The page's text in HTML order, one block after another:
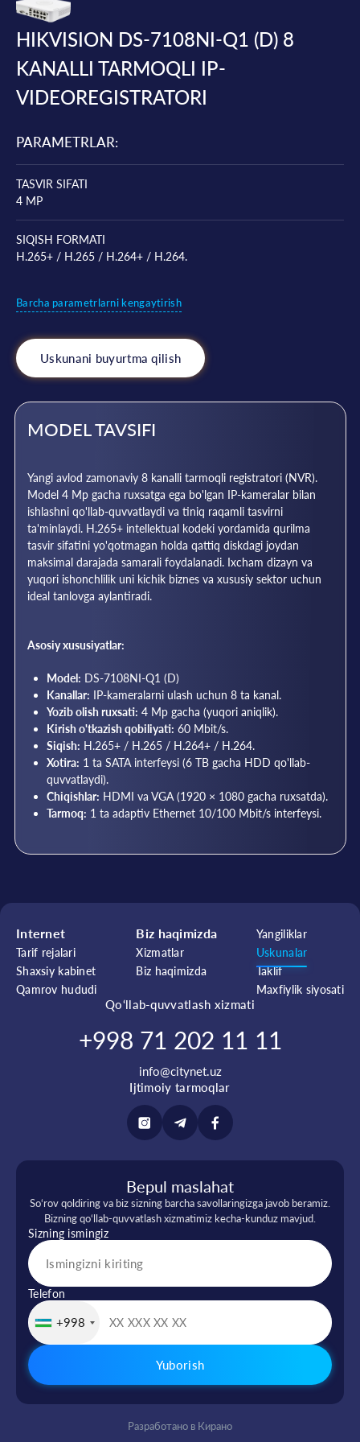
HIKVISION DS-7108NI-Q1 (D) 8
KANALLI TARMOQLI IP-
VIDEOREGISTRATORI
PARAMETRLAR:
TASVIR SIFATI
4 МP
SIQISH FORMATI
H.265+ / H.265 / H.264+ / H.264.
Barcha parametrlarni kengaytirish
Uskunani buyurtma qilish
MODEL TAVSIFI
Yangi avlod zamonaviy 8 kanalli tarmoqli registratori (NVR).
Model 4 Mp gacha ruxsatga ega bo'lgan IP-kameralar bilan
ishlashni qo'llab-quvvatlaydi va tiniq raqamli tasvirni
ta'minlaydi. H.265+ intellektual kodeki yordamida qurilma
tasvir sifatini yo'qotmagan holda qattiq diskdagi joydan
maksimal darajada samarali foydalanadi. Ixcham dizayn va
yuqori ishonchlilik uni kichik biznes va xususiy sektor uchun
ideal tanlovga aylantiradi.
Asosiy xususiyatlar:
Model: DS-7108NI-Q1 (D)
Kanallar: IP-kameralarni ulash uchun 8 ta kanal.
Yozib olish ruxsati: 4 Mp gacha (yuqori aniqlik).
Kirish o'tkazish qobiliyati: 60 Mbit/s.
Siqish: H.265+ / H.265 / H.264+ / H.264.
Xotira: 1 ta SATA interfeysi (6 TB gacha HDD qo'llab-
quvvatlaydi).
Chiqishlar: HDMI va VGA (1920 × 1080 gacha ruxsatda).
Tarmoq: 1 ta adaptiv Ethernet 10/100 Mbit/s interfeysi.
Internet
Tarif rejalari
Shaxsiy kabinet
Qamrov hududi
Biz haqimizda
Xizmatlar
Biz haqimizda
Yangiliklar
Uskunalar
Taklif
Maxfiylik siyosati
Qo‘llab-quvvatlash xizmati
+998 71 202 11 11
info@citynet.uz
Ijtimoiy tarmoqlar
Bepul maslahat
So‘rov qoldiring va biz sizning barcha savollaringizga javob beramiz.
Bizning qo‘llab-quvvatlash xizmatimiz kecha-kunduz mavjud.
Sizning ismingiz
Telefon
+998
Yuborish
Разработано в Кирано